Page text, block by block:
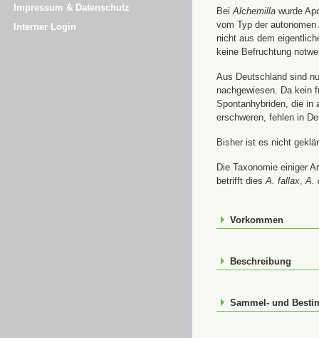
Impressum & Datenschutz
Interner Login
BeiAlchemilla wurde
vom Typ der
nicht aus dem
keine Befruchtung
Aus Deutschland sind
nachgewiesen. Da kein
Spontanhybriden, die in
erschweren, fehlen in
Bisher ist es nicht
Die Taxonomie einiger
betrifft diesA. fallax,A.
Vorkommen
Beschreibung
Sammel- und